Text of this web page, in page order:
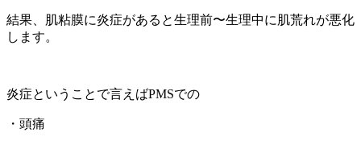
結果、肌粘膜に炎症があると生理前〜生理中に肌荒れが悪化
します。
炎症ということで言えばPMSでの
・頭痛